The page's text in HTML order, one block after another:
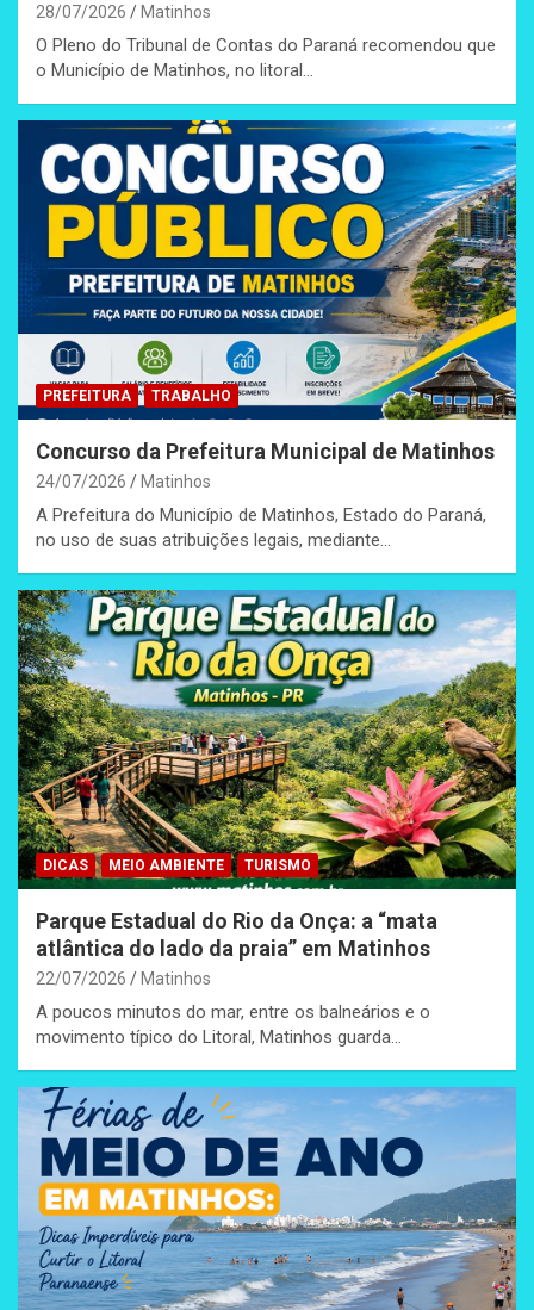
28/07/2026 Matinhos
O Pleno do Tribunal de Contas do Paraná recomendou que
o Município de Matinhos, no litoral…
PREFEITURA TRABALHO
Concurso da Prefeitura Municipal de Matinhos
24/07/2026 Matinhos
A Prefeitura do Município de Matinhos, Estado do Paraná,
no uso de suas atribuições legais, mediante…
DICAS MEIO AMBIENTE TURISMO
Parque Estadual do Rio da Onça: a “mata
atlântica do lado da praia” em Matinhos
22/07/2026 Matinhos
A poucos minutos do mar, entre os balneários e o
movimento típico do Litoral, Matinhos guarda…